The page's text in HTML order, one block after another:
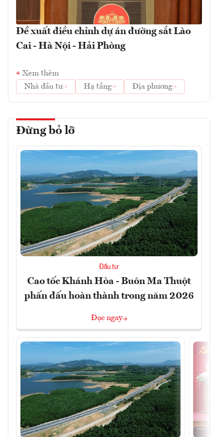
Đề xuất điều chỉnh dự án đường sắt Lào
Cai - Hà Nội - Hải Phòng
Xem thêm
Nhà đầu tư
Hạ tầng Địa phương
Đừng bỏ lỡ
Đầu tư
Cao tốc Khánh Hòa - Buôn Ma Thuột
phấn đấu hoàn thành trong năm 2026
Đọc ngay